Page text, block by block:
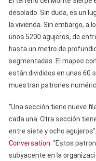
desolado. Sin duda, es un
la vivienda. Sin embargo, a
unos 5200 agujeros, de
hasta un metro de
segmentadas. El mapeo
están divididos en unas 60
muestran patrones
“Una sección tiene nueve
cada una. Otra sección
entre siete y ocho
Conversation . “Estos
subyacente en la